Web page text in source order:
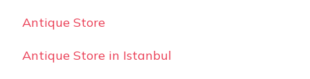
Antique Store
Antique Store in Istanbul